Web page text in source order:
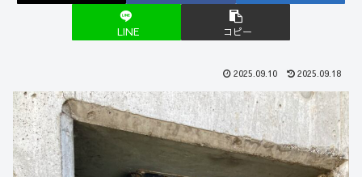
LINE コピー
2025.09.10 2025.09.18